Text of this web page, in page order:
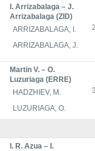
I. Arrizabalaga – J.
Arrizabalaga (ZID)
ARRIZABALAGA, I.
ARRIZABALAGA, J.
Martin V. – O.
Luzuriaga (ERRE)
HADZHIEV, M.
LUZURIAGA, O.
I. R. Azua – I.